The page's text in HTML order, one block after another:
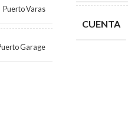
Puerto Varas
Garage
CUENTA